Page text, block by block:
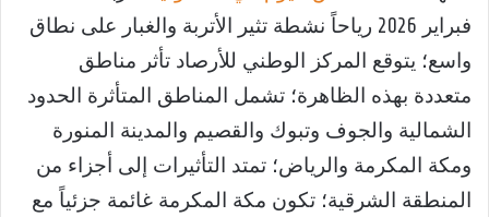
فبراير 2026 رياحاً نشطة تثير الأتربة والغبار على نطاق
واسع؛ يتوقع المركز الوطني للأرصاد تأثر مناطق
متعددة بهذه الظاهرة؛ تشمل المناطق المتأثرة الحدود
الشمالية والجوف وتبوك والقصيم والمدينة المنورة
ومكة المكرمة والرياض؛ تمتد التأثيرات إلى أجزاء من
المنطقة الشرقية؛ تكون مكة المكرمة غائمة جزئياً مع